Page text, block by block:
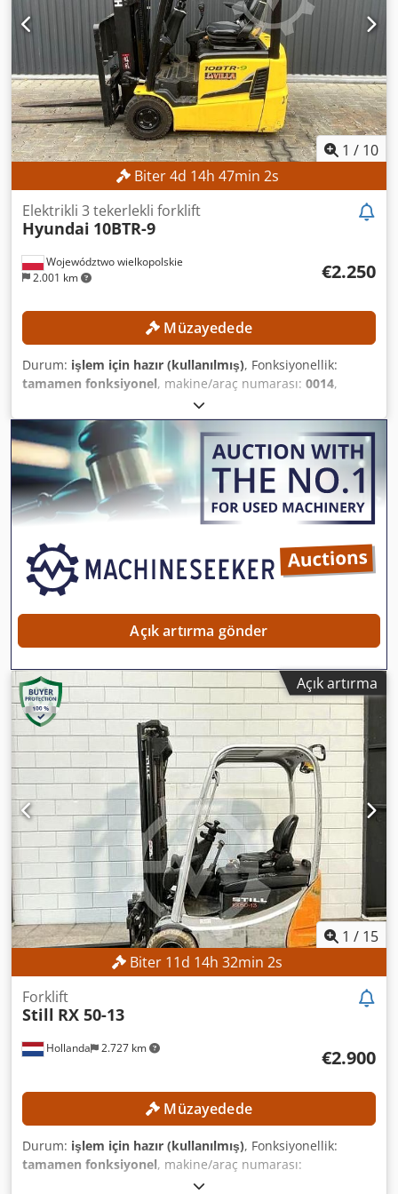
Eepfx Abpjrf Çalışma saati: 17.268 saat EKİPMAN Yan
kaydırma Akü Şarj cihazı Harici referans: SL12191SP
1 / 10
Biter4d 14h 47min 0s
Województwo wielkopolskie
2.001 km
Elektrikli 3 tekerlekli forklift
Hyundai 10BTR-9
€2.250
Müzayedede
Durum: işlem için hazır (kullanılmış), Fonksiyonellik:
tamamen fonksiyonel, makine/araç numarası: 0014,
, çalışma saatleri:
1.000 kg, kaldırma yüksekliği:4.735 mm, serbest kaldırma:
1.614 mm, yakıt türü: elektrikli, direk tipi: triplex, Asgari
fiyat yok – en yüksek teklife garantili satış! TEKNİK
ÖZELLİKLER Kaldırma kapasitesi: 1.000 kg Kaldırma
yüksekliği: 4.735 mm Serbest kaldırma: 1.614 mm Toplam
yükseklik: 2.120 mm MAKİNE ÖZELLİKLERİ Direk tipi: Üçlü
(1.000–2.500 kg) Akü voltajı: 24 V Çalışma saati: 8.786 saat
DONANIM Yan kaydırma Harici referans: SL14355SP
Açık artırma gönder
Açık artırma
1 / 15
Biter 11d 14h 32min 0s
Hollanda 2.727 km
Forklift
Still RX 50-13
€2.900
Müzayedede
Durum: işlem için hazır (kullanılmış), Fonksiyonellik:
tamamen fonksiyonel, makine/araç numarası:
2015